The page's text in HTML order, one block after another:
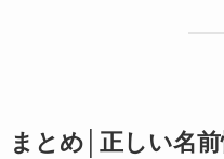
まとめ│正しい名